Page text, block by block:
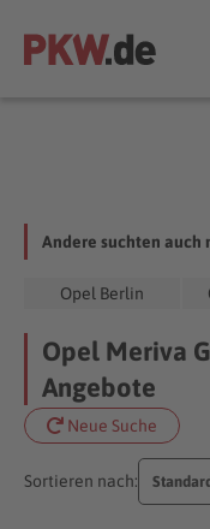
Andere suchten auch
Opel Berlin
Opel Meriva
Angebote
Neue Suche
Sortieren nach: